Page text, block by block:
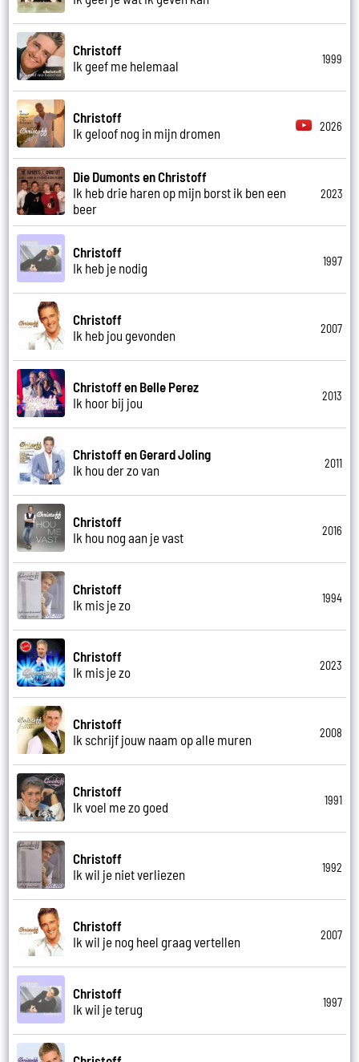
Christoff
Ik geef me helemaal
1999
Christoff
Ik geloof nog in mijn dromen
2026
Die Dumonts en Christoff
Ik heb drie haren op mijn borst ik ben een
beer
2023
Christoff
Ik heb je nodig
1997
Christoff
Ik heb jou gevonden
2007
Christoff en Belle Perez
Ik hoor bij jou
2013
Christoff en Gerard Joling
Ik hou der zo van
2011
Christoff
Ik hou nog aan je vast
2016
Christoff
Ik mis je zo
1994
Christoff
Ik mis je zo
2023
Christoff
Ik schrijf jouw naam op alle muren
2008
Christoff
Ik voel me zo goed
1991
Christoff
Ik wil je niet verliezen
1992
Christoff
Ik wil je nog heel graag vertellen
2007
Christoff
Ik wil je terug
1997